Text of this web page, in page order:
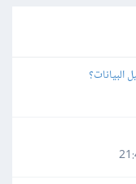
البيانات؟